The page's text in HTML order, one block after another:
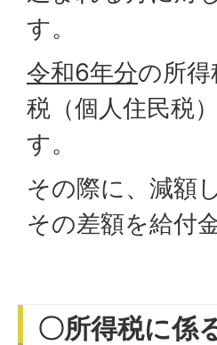
す。
令和6年分の所得
税（個人住民税
す。
その際に、減額
その差額を給付
〇所得税に係